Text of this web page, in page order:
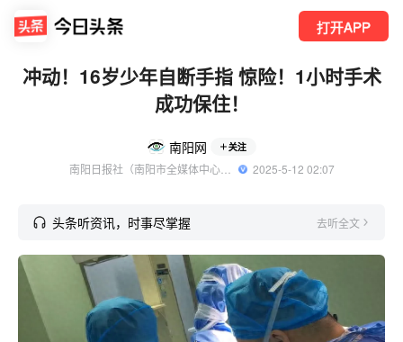
打开APP
冲动！16岁少年自断手指 惊险！1小时手术
成功保住！
南阳网 关注
南阳日报社（南阳市全媒体中心）旗下南阳网官方账号 优质传媒领域创作者
  2025-5-12 02:07
头条听资讯，时事尽掌握 去听全文